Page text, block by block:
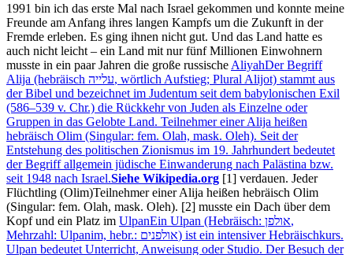
1991 bin ich das erste Mal nach Israel gekommen und konnte meine
Freunde am Anfang ihres langen Kampfs um die Zukunft in der
Fremde erleben. Es ging ihnen nicht gut. Und das Land hatte es
auch nicht leicht – ein Land mit nur fünf Millionen Einwohnern
musste in ein paar Jahren die große russische AliyahDer Begriff
Alija (hebräisch עלייה, wörtlich Aufstieg; Plural Alijot) stammt aus
der Bibel und bezeichnet im Judentum seit dem babylonischen Exil
(586–539 v. Chr.) die Rückkehr von Juden als Einzelne oder
Gruppen in das Gelobte Land. Teilnehmer einer Alija heißen
hebräisch Olim (Singular: fem. Olah, mask. Oleh). Seit der
Entstehung des politischen Zionismus im 19. Jahrhundert bedeutet
der Begriff allgemein jüdische Einwanderung nach Palästina bzw.
seit 1948 nach Israel.Siehe Wikipedia.org [1] verdauen. Jeder
Flüchtling (Olim)Teilnehmer einer Alija heißen hebräisch Olim
(Singular: fem. Olah, mask. Oleh). [2] musste ein Dach über dem
Kopf und ein Platz im UlpanEin Ulpan (Hebräisch: אולפן,
Mehrzahl: Ulpanim, hebr.: אולפנים) ist ein intensiver Hebräischkurs.
Ulpan bedeutet Unterricht, Anweisung oder Studio. Der Besuch der